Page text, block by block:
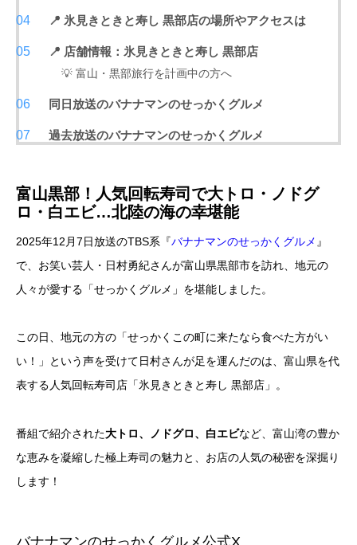
📍 氷見きときと寿し 黒部店の場所やアクセスは
📍 店舗情報：氷見きときと寿し 黒部店
💡 富山・黒部旅行を計画中の方へ
同日放送のバナナマンのせっかくグルメ
過去放送のバナナマンのせっかくグルメ
富山黒部！人気回転寿司で大トロ・ノドグ
ロ・白エビ…北陸の海の幸堪能
2025年12月7日放送のTBS系『バナナマンのせっかくグルメ 』
で、お笑い芸人・日村勇紀さんが富山県黒部市を訪れ、地元の
人々が愛する「せっかくグルメ」を堪能しました。
この日、地元の方の「せっかくこの町に来たなら食べた方がい
い！」という声を受けて日村さんが足を運んだのは、富山県を代
表する人気回転寿司店「氷見きときと寿し 黒部店」。
番組で紹介された大トロ、ノドグロ、白エビなど、富山湾の豊か
な恵みを凝縮した極上寿司の魅力と、お店の人気の秘密を深掘り
します！
バナナマンのせっかくグルメ公式X